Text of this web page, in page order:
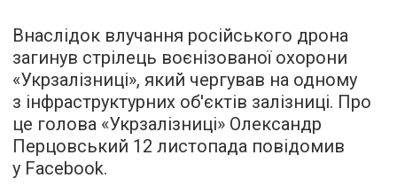
Внаслідок влучання російського дрона
загинув стрілець воєнізованої охорони
«Укрзалізниці», який чергував на одному
з інфраструктурних об'єктів залізниці. Про
це голова «Укрзалізниці» Олександр
Перцовський 12 листопада повідомив
у Facebook.